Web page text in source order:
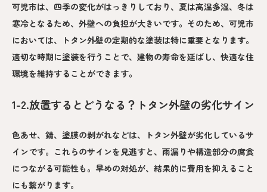
可児市は、四季の変化がはっきりしており、夏は高温多湿、冬は
寒冷となるため、外壁への負担が大きいです。そのため、可児市
においては、トタン外壁の定期的な塗装は特に重要となります。
適切な時期に塗装を行うことで、建物の寿命を延ばし、快適な住
環境を維持することができます。
1-2.放置するとどうなる？トタン外壁の劣化サイン
色あせ、錆、塗膜の剥がれなどは、トタン外壁が劣化しているサ
インです。これらのサインを見逃すと、雨漏りや構造部分の腐食
につながる可能性も。早めの対処が、結果的に費用を抑えること
にも繋がります。